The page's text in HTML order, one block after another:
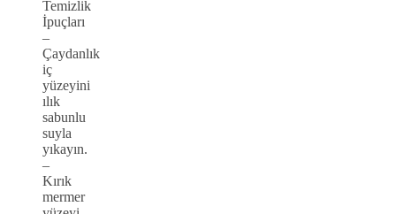
Temizlik
İpuçları
–
Çaydanlık
iç
yüzeyini
ılık
sabunlu
suyla
yıkayın.
–
Kırık
mermer